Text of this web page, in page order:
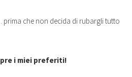
prima che non decida di rubargli tutto
i miei preferiti!